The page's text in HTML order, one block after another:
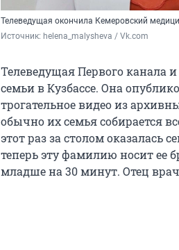
Телеведущая окончила Кемеровский
Источник: helena_malysheva / Vk.com
Телеведущая Первого канала
семьи в Кузбассе. Она
трогательное видео из
обычно их семья собирается
этот раз за столом оказалась
теперь эту фамилию носит ее
младше на 30 минут. Отец